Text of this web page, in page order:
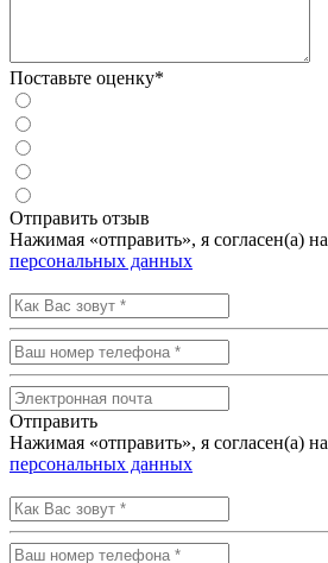
Поставьте оценку*
Отправить отзыв
Нажимая «отправить», я согласен(а) на
персональных данных
Отправить
Нажимая «отправить», я согласен(а) на
персональных данных